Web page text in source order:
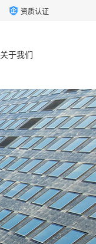
资质认证
关于我们